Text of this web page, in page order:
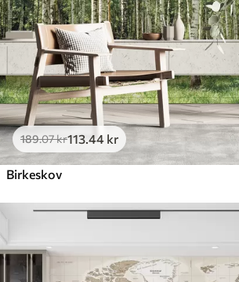
189.07kr113 .44 kr
Birkeskov